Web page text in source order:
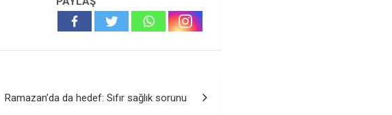
Ramazan’da da hedef: Sıfır sağlık sorunu